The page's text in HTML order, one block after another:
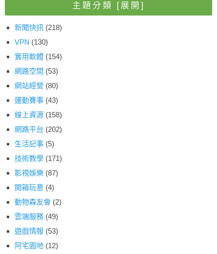
主題分類 [展開]
新聞快訊 (218)
VPN (130)
實用軟體 (154)
網路空間 (53)
網站經營 (80)
運動賽事 (43)
線上資源 (158)
網路平台 (202)
生活記事 (5)
技術教學 (171)
影視娛樂 (87)
開箱玩意 (4)
動物森友會 (2)
雲端服務 (49)
遊戲情報 (53)
阿宅園地 (12)